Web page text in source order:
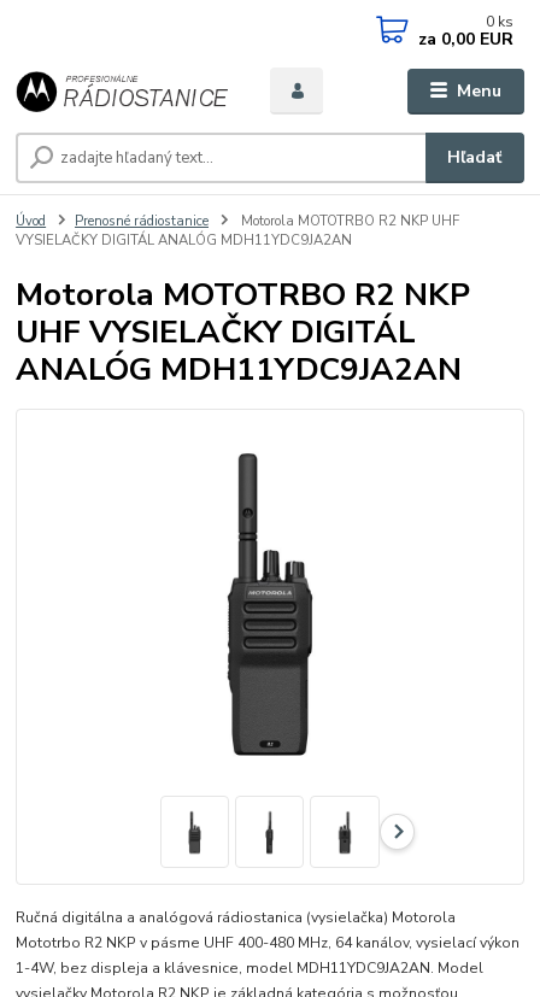
Menu
Hľadať
0 ks
za 0,00 EUR
Úvod Prenosné rádiostanice
Motorola MOTOTRBO R2 NKP UHF
VYSIELAČKY DIGITÁL ANALÓG MDH11YDC9JA2AN
Motorola MOTOTRBO R2 NKP
UHF VYSIELAČKY DIGITÁL
ANALÓG MDH11YDC9JA2AN
Ručná digitálna a analógová rádiostanica (vysielačka) Motorola
Mototrbo R2 NKP v pásme UHF 400-480 MHz, 64 kanálov, vysielací výkon
1-4W, bez displeja a klávesnice, model MDH11YDC9JA2AN. Model